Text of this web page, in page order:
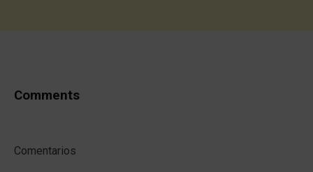
Comments
Comentarios